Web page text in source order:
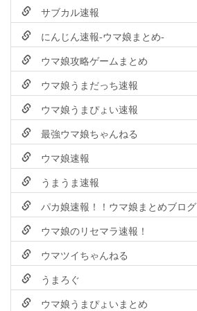
サブカル速報
にんじん速報-ウマ娘まとめ-
ウマ娘攻略ゲームまとめ
ウマ娘うまだっち速報
ウマ娘うまぴょい速報
最強ウマ娘ちゃんねる
ウマ娘速報
うまうま速報
パカ娘速報！！ウマ娘まとめブログ
ウマ娘のリセマラ速報！
ウマツイちゃんねる
うまろぐ
ウマ娘うまぴょいまとめ